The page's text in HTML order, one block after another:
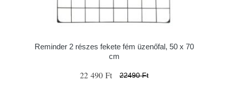
Reminder 2 részes fekete fém üzenőfal, 50 x 70
cm
22 490 Ft 22490 Ft